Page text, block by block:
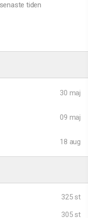
tiden
30 maj
09 maj
18 aug
325 st
305 st